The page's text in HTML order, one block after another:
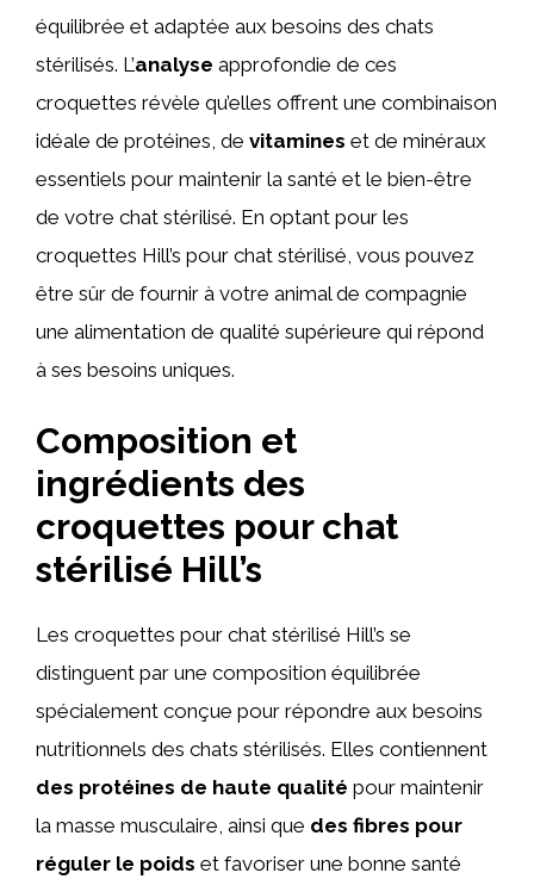
équilibrée et adaptée aux besoins des chats
stérilisés. L’analyse approfondie de ces
croquettes révèle qu’elles offrent une combinaison
idéale de protéines, de vitamines et de minéraux
essentiels pour maintenir la santé et le bien-être
de votre chat stérilisé. En optant pour les
croquettes Hill’s pour chat stérilisé, vous pouvez
être sûr de fournir à votre animal de compagnie
une alimentation de qualité supérieure qui répond
à ses besoins uniques.
Composition et
ingrédients des
croquettes pour chat
stérilisé Hill’s
Les croquettes pour chat stérilisé Hill’s se
distinguent par une composition équilibrée
spécialement conçue pour répondre aux besoins
nutritionnels des chats stérilisés. Elles contiennent
des protéines de haute qualité pour maintenir
la masse musculaire, ainsi que des fibres pour
réguler le poids et favoriser une bonne santé